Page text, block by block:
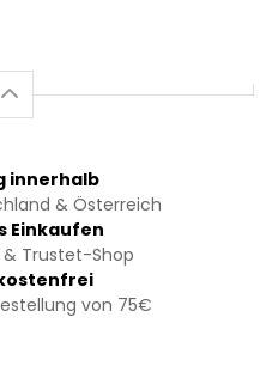
innerhalb
& Österreich
Einkaufen
& Trustet-Shop
von 75€